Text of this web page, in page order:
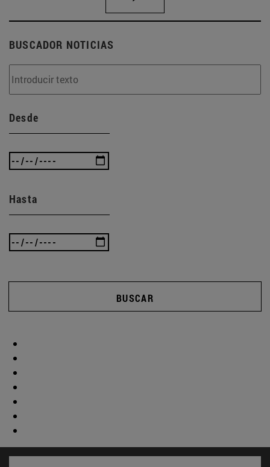
BUSCADOR NOTICIAS
Desde
Hasta
BUSCAR